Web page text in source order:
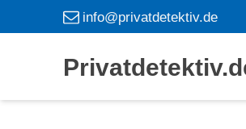
info@privatdetektiv.de